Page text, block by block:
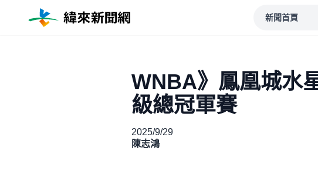
新聞首頁
WNBA》鳳凰城水
級總冠軍賽
2025/9/29
陳志鴻